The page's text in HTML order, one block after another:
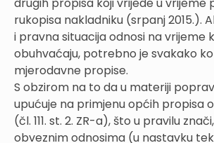
drugih propisa koji vrijede u vrijeme
rukopisa nakladniku (srpanj 2015.).
i pravna situacija odnosi na vrijeme
obuhvaćaju, potrebno je svakako
mjerodavne propise.
S obzirom na to da u materiji
upućuje na primjenu općih propisa
(čl. 111. st. 2. ZR-a), što u pravilu
obveznim odnosima (u nastavku